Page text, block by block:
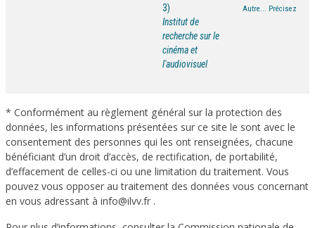
3)
Institut de
recherche sur le
cinéma et
l'audiovisuel
Autre... Précisez
* Conformément au règlement général sur la protection des
données, les informations présentées sur ce site le sont avec le
consentement des personnes qui les ont renseignées, chacune
bénéficiant d’un droit d’accès, de rectification, de portabilité,
d’effacement de celles-ci ou une limitation du traitement. Vous
pouvez vous opposer au traitement des données vous concernant
en vous adressant à info@ilvv.fr .